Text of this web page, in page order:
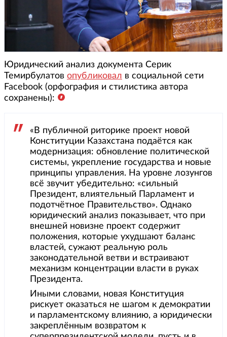
Юридический анализ документа Серик
Темирбулатов опубликовал в социальной сети
Facebook (орфография и стилистика автора
сохранены):
«В публичной риторике проект новой
Конституции Казахстана подаётся как
модернизация: обновление политической
системы, укрепление государства и новые
принципы управления. На уровне лозунгов
всё звучит убедительно: «сильный
Президент, влиятельный Парламент и
подотчётное Правительство». Однако
юридический анализ показывает, что при
внешней новизне проект содержит
положения, которые ухудшают баланс
властей, сужают реальную роль
законодательной ветви и встраивают
механизм концентрации власти в руках
Президента.
Иными словами, новая Конституция
рискует оказаться не шагом к демократии
и парламентскому влиянию, а юридически
закреплённым возвратом к